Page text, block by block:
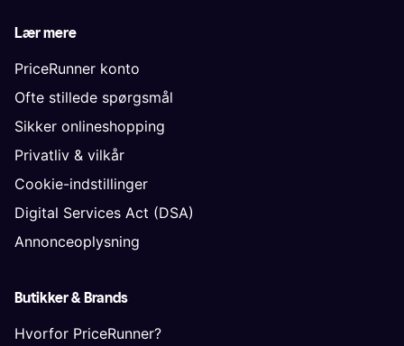
Lær mere
PriceRunner konto
Ofte stillede spørgsmål
Sikker onlineshopping
Privatliv & vilkår
Cookie-indstillinger
Digital Services Act (DSA)
Annonceoplysning
Butikker & Brands
Hvorfor PriceRunner?